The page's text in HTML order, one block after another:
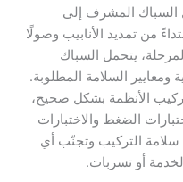
السباك المشرف إلى
من تمديد الأنابيب وصولًا
يتحمل السباك
ومعايير السلامة المطلوبة.
الأنظمة بشكل صحيح،
الضغط والاختبارات
سلامة التركيب وتجنّب أي
أو تسربات.